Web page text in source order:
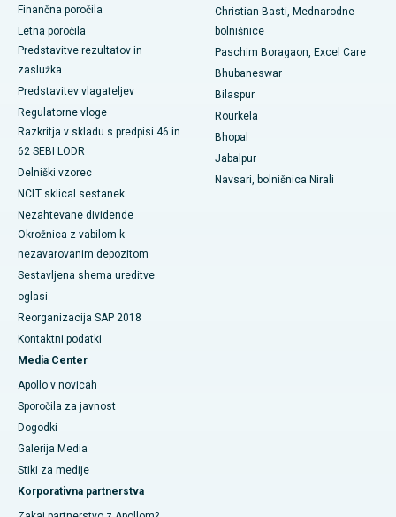
Najboljša bolnišnica v Ramji Nagarju, Nellore
Najboljša bolnišnica v sektorju-19, Rourkela
Najboljša bolnišnica v Swargateu v Puneju
Najboljša onkološka bolnišnica za ženske v južnem Delhiju
Finančna poročila
Letna poročila
Predstavitve rezultatov in
zaslužka
Predstavitev vlagateljev
Regulatorne vloge
Razkritja v skladu s predpisi 46 in
62 SEBI LODR
Delniški vzorec
NCLT sklical sestanek
Nezahtevane dividende
Okrožnica z vabilom k
nezavarovanim depozitom
Sestavljena shema ureditve
oglasi
Reorganizacija SAP 2018
Kontaktni podatki
Media Center
Apollo v novicah
Sporočila za javnost
Dogodki
Galerija Media
​​​​​Stiki za medije
Korporativna partnerstva
Christian Basti, Mednarodne
bolnišnice
Paschim Boragaon, Excel Care
Bhubaneswar
Bilaspur
Rourkela
Bhopal
Jabalpur
Navsari, bolnišnica Nirali